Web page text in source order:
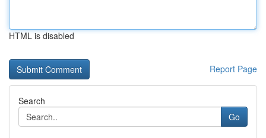
HTML is disabled
Report Page
Search
Go